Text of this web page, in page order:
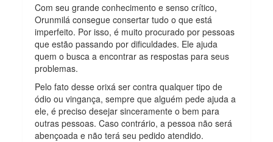
Com seu grande conhecimento e senso crítico,
Orunmilá consegue consertar tudo o que está
imperfeito. Por isso, é muito procurado por pessoas
que estão passando por dificuldades. Ele ajuda
quem o busca a encontrar as respostas para seus
problemas.
Pelo fato desse orixá ser contra qualquer tipo de
ódio ou vingança, sempre que alguém pede ajuda a
ele, é preciso desejar sinceramente o bem para
outras pessoas. Caso contrário, a pessoa não será
abençoada e não terá seu pedido atendido.